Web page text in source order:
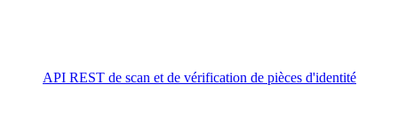
API REST de scan et de vérification de pièces d'identité